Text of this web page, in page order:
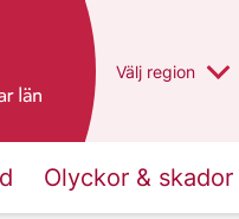
Du har valt
Välj en annan
region
Olyckor & skador